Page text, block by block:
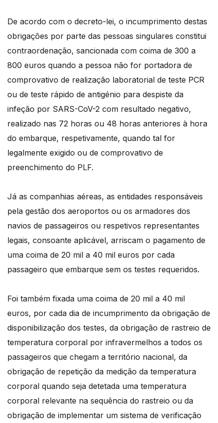
De acordo com o decreto-lei, o incumprimento destas
obrigações por parte das pessoas singulares constitui
contraordenação, sancionada com coima de 300 a
800 euros quando a pessoa não for portadora de
comprovativo de realização laboratorial de teste PCR
ou de teste rápido de antigénio para despiste da
infeção por SARS-CoV-2 com resultado negativo,
realizado nas 72 horas ou 48 horas anteriores à hora
do embarque, respetivamente, quando tal for
legalmente exigido ou de comprovativo de
preenchimento do PLF.
Já as companhias aéreas, as entidades responsáveis
pela gestão dos aeroportos ou os armadores dos
navios de passageiros ou respetivos representantes
legais, consoante aplicável, arriscam o pagamento de
uma coima de 20 mil a 40 mil euros por cada
passageiro que embarque sem os testes requeridos.
Foi também fixada uma coima de 20 mil a 40 mil
euros, por cada dia de incumprimento da obrigação de
disponibilização dos testes, da obrigação de rastreio de
temperatura corporal por infravermelhos a todos os
passageiros que chegam a território nacional, da
obrigação de repetição da medição da temperatura
corporal quando seja detetada uma temperatura
corporal relevante na sequência do rastreio ou da
obrigação de implementar um sistema de verificação